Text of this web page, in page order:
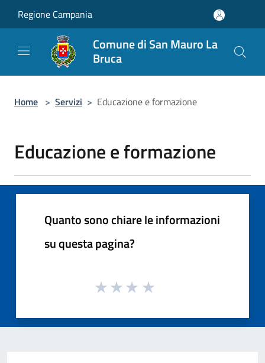
Regione Campania
Comune di San Mauro La
Bruca
Home > Servizi > Educazione e formazione
Educazione e formazione
Quanto sono chiare le informazioni
su questa pagina?